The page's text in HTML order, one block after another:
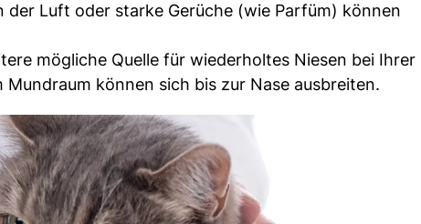
Luft oder starke Gerüche (wie Parfüm) können
mögliche Quelle für wiederholtes Niesen bei Ihrer
können sich bis zur Nase ausbreiten.